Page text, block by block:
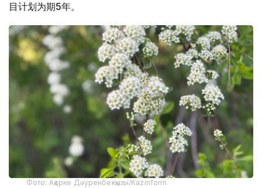
目计划为期5年。
Фото: Ақерке Дәуренбекқызы/Kazinform